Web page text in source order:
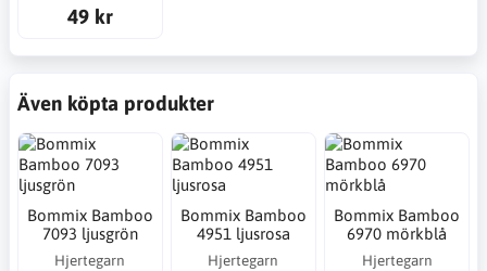
49 kr
Även köpta produkter
Bommix Bamboo
7093 ljusgrön
Hjertegarn
Bommix Bamboo
4951 ljusrosa
Hjertegarn
Bommix Bamboo
6970 mörkblå
Hjertegarn